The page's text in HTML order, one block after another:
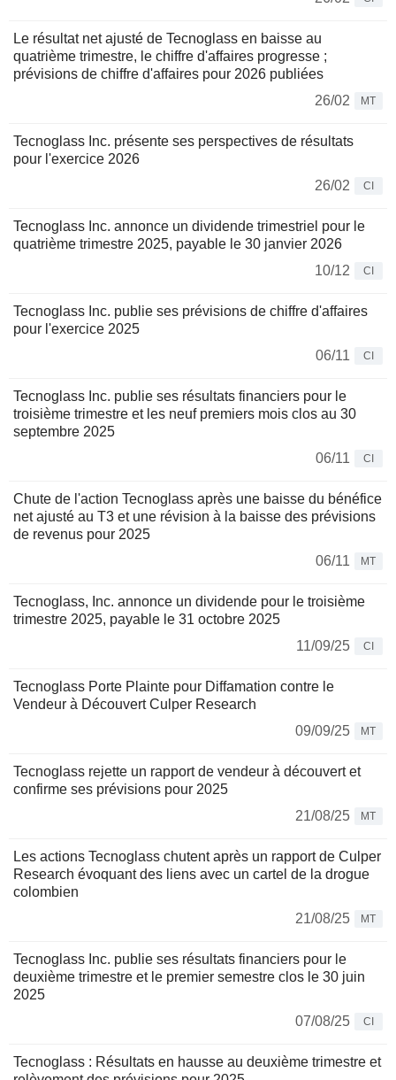
Le résultat net ajusté de Tecnoglass en baisse au
quatrième trimestre, le chiffre d'affaires progresse ;
prévisions de chiffre d'affaires pour 2026 publiées
26/02
MT
Tecnoglass Inc. présente ses perspectives de résultats
pour l'exercice 2026
26/02
CI
Tecnoglass Inc. annonce un dividende trimestriel pour le
quatrième trimestre 2025, payable le 30 janvier 2026
10/12
CI
Tecnoglass Inc. publie ses prévisions de chiffre d'affaires
pour l'exercice 2025
06/11
CI
Tecnoglass Inc. publie ses résultats financiers pour le
troisième trimestre et les neuf premiers mois clos au 30
septembre 2025
06/11
CI
Chute de l'action Tecnoglass après une baisse du bénéfice
net ajusté au T3 et une révision à la baisse des prévisions
de revenus pour 2025
06/11
MT
Tecnoglass, Inc. annonce un dividende pour le troisième
trimestre 2025, payable le 31 octobre 2025
11/09/25
CI
Tecnoglass Porte Plainte pour Diffamation contre le
Vendeur à Découvert Culper Research
09/09/25
MT
Tecnoglass rejette un rapport de vendeur à découvert et
confirme ses prévisions pour 2025
21/08/25
MT
Les actions Tecnoglass chutent après un rapport de Culper
Research évoquant des liens avec un cartel de la drogue
colombien
21/08/25
MT
Tecnoglass Inc. publie ses résultats financiers pour le
deuxième trimestre et le premier semestre clos le 30 juin
2025
07/08/25
CI
Tecnoglass : Résultats en hausse au deuxième trimestre et